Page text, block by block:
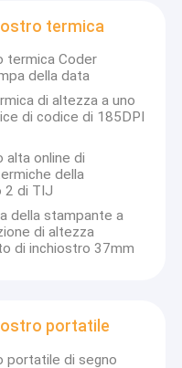
termica
termica Coder
della data
di altezza a uno
di codice di 185DPI
alta online di
della
2 di TIJ
della stampante a
di altezza
di inchiostro 37mm
portatile
portatile di segno